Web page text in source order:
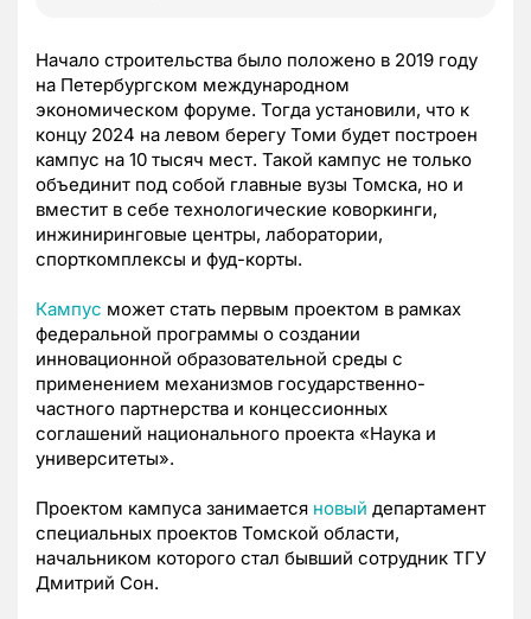
Начало строительства было положено в 2019 году
на Петербургском международном
экономическом форуме. Тогда установили, что к
концу 2024 на левом берегу Томи будет построен
кампус на 10 тысяч мест. Такой кампус не только
объединит под собой главные вузы Томска, но и
вместит в себе технологические коворкинги,
инжиниринговые центры, лаборатории,
спорткомплексы и фуд-корты.
Кампус может стать первым проектом в рамках
федеральной программы о создании
инновационной образовательной среды с
применением механизмов государственно-
частного партнерства и концессионных
соглашений национального проекта «Наука и
университеты».
Проектом кампуса занимается новый департамент
специальных проектов Томской области,
начальником которого стал бывший сотрудник ТГУ
Дмитрий Сон.